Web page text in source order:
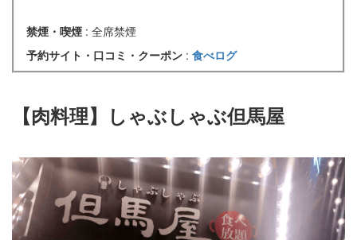
禁煙・喫煙 : 全席禁煙
予約サイト・口コミ・クーポン : 食べログ
【肉料理】しゃぶしゃぶ但馬屋